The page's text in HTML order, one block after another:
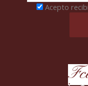
Acepto